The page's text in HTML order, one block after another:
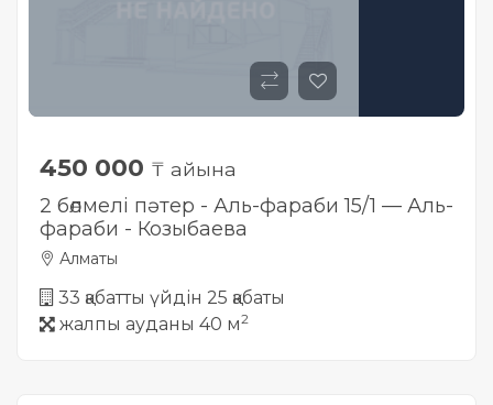
450 000 ₸ айына
2 бөлмелі пәтер - Аль-фараби 15/1 — Аль-
фараби - Козыбаева
Алматы
33 қабатты үйдін 25 қабаты
жалпы ауданы 40 м2